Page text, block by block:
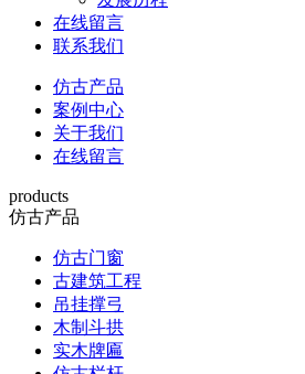
在线留言
联系我们
仿古产品
案例中心
关于我们
在线留言
products
仿古产品
仿古门窗
古建筑工程
吊挂撑弓
木制斗拱
实木牌匾